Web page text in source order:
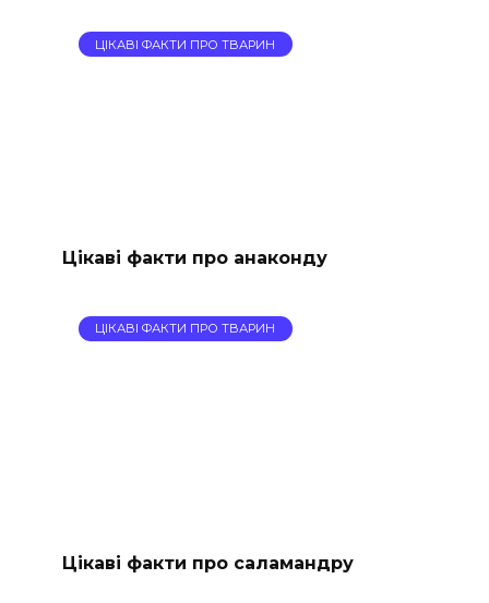
ЦІКАВІ ФАКТИ ПРО ТВАРИН
Цікаві факти про анаконду
ЦІКАВІ ФАКТИ ПРО ТВАРИН
Цікаві факти про саламандру